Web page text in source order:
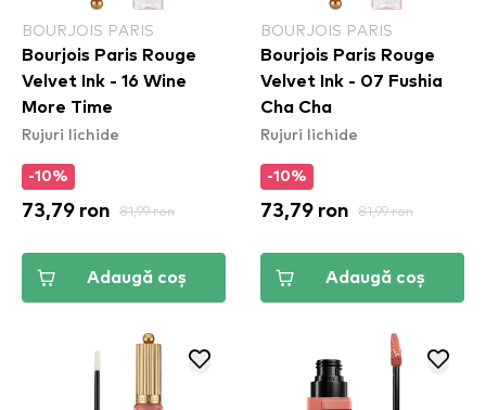
BOURJOIS PARIS
Bourjois Paris Rouge
Velvet Ink - 16 Wine
More Time
Rujuri lichide
-10%
73,79 ron 81,99 ron
Adaugă coș
BOURJOIS PARIS
Bourjois Paris Rouge
Velvet Ink - 07 Fushia
Cha Cha
Rujuri lichide
-10%
73,79 ron 81,99 ron
Adaugă coș